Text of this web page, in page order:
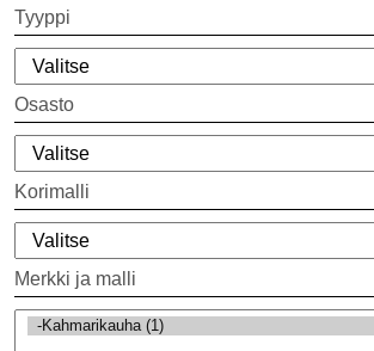
Tyyppi
Osasto
Korimalli
Merkki ja malli